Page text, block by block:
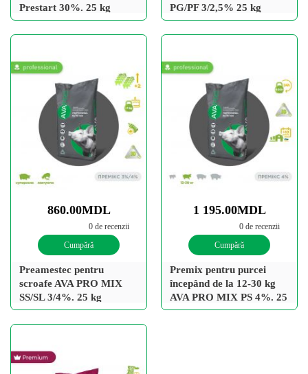
Prestart 30%. 25 kg
PG/PF 3/2,5% 25 kg
860.00MDL
0 de recenzii
Cumpără
Preamestec pentru
scroafe AVA PRO MIX
SS/SL 3/4%. 25 kg
1 195.00MDL
0 de recenzii
Cumpără
Premix pentru purcei
începând de la 12-30 kg
AVA PRO MIX PS 4%. 25
kg